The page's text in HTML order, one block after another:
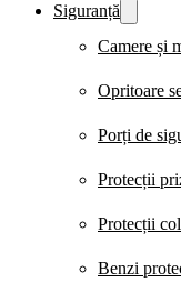
Siguranță
Camere și
Opritoare
Porți de
Protecții
Protecții
Benzi